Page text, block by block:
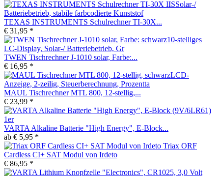
TEXAS INSTRUMENTS Schulrechner TI-30X...
€ 31,95 *
TWEN Tischrechner J-1010 solar, Farbe:...
€ 16,95 *
MAUL Tischrechner MTL 800, 12-stellig,...
€ 23,99 *
VARTA Alkaline Batterie "High Energy", E-Block...
ab € 5,95 *
Triax ORF
Cardless CI+ SAT Modul von Irdeto
€ 86,95 *